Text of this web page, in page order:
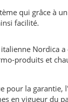
qui grâce à
facilité.
Nordica
produits et
pour la
en vigueur du